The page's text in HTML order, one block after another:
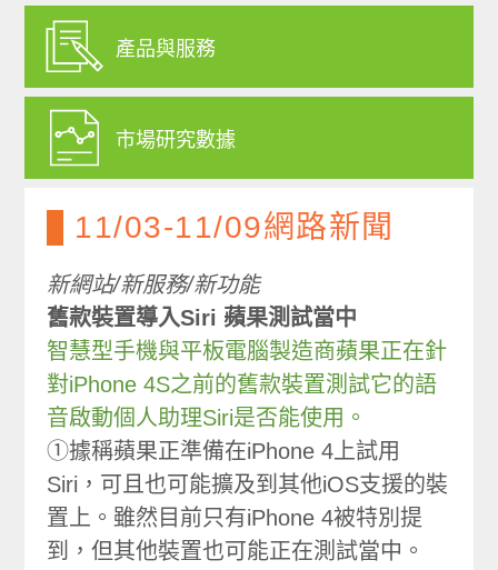
產品與服務
市場研究數據
11/03-11/09網路新聞
新網站/新服務/新功能
舊款裝置導入Siri 蘋果測試當中
智慧型手機與平板電腦製造商蘋果正在針
對iPhone 4S之前的舊款裝置測試它的語
音啟動個人助理Siri是否能使用。
①據稱蘋果正準備在iPhone 4上試用
Siri，可且也可能擴及到其他iOS支援的裝
置上。雖然目前只有iPhone 4被特別提
到，但其他裝置也可能正在測試當中。